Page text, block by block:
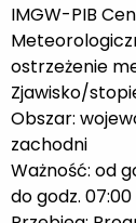
IMGW-PIB
ostrzeżenie
Zjawisko/
Obszar:
zachodni
Ważność: od
do godz.